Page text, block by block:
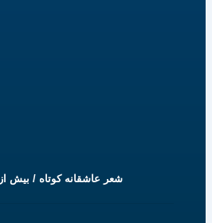
شعر عاشقانه کوتاه / بیش از ۷۰ شعر زیبا